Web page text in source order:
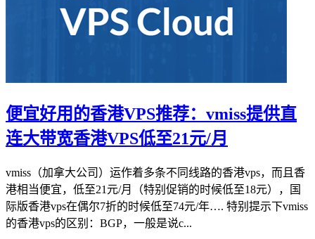
便宜好用的香港VPS推荐：vmiss提供直
连大带宽香港VPS低至21元/月
vmiss（加拿大公司）运作着多条不同线路的香港vps，而且香
港相当便宜，低至21元/月（特别促销的时候低至18元），国
际版香港vps在偶尔7折的时候低至74元/年…. 特别提示下vmiss
的香港vps的区别：BGP，一般是说c...